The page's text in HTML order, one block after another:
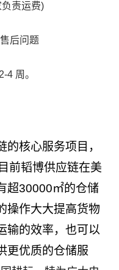
责运费)
后问题
4 周。
的核心服务项目，
前韬博供应链在美
超30000㎡的仓储
操作大大提高货物
输的效率，也可以
更优质的仓储服